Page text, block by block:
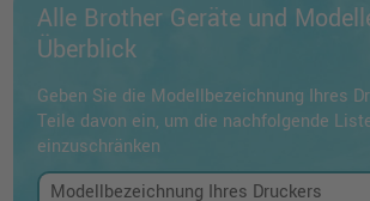
Alle Brother Geräte und
Überblick
Geben Sie die Modellbezeichnung Ihres
Teile davon ein, um die nachfolgende
einzuschränken